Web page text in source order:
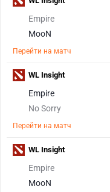
Empire
MooN
Перейти на матч
Empire
No Sorry
Перейти на матч
WL Insight
Empire
MooN
WL Insight